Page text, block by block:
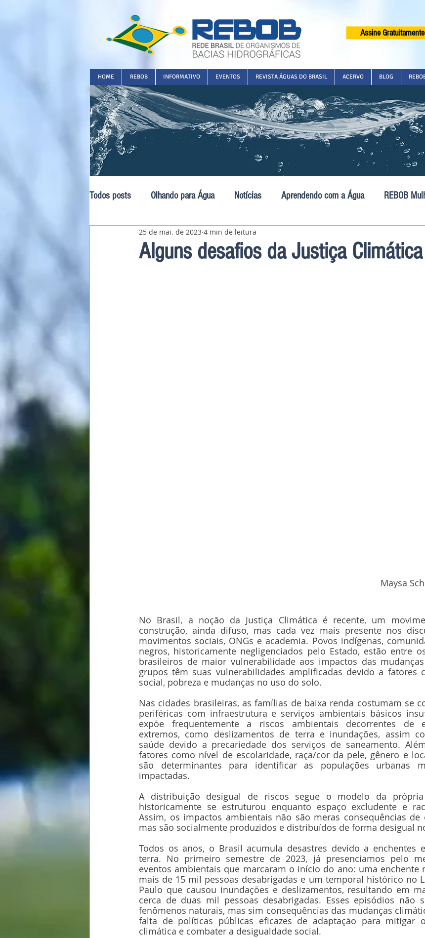
Assine Gratuitamente
HOME REBOB INFORMATIVO EVENTOS REVISTA ÁGUAS DO BRASIL ACERVO BLOG
Todos posts Olhando para Água Notícias Aprendendo com a Água REBOB
Pavilhão Latino-Americano
Alguns desafios da Justiça
25 de mai. de 2023 4 min de leitura
Maysa
No Brasil, a noção da Justiça Climática é recente, um
construção, ainda difuso, mas cada vez mais presente nos
movimentos sociais, ONGs e academia. Povos indígenas,
negros, historicamente negligenciados pelo Estado, estão entre
brasileiros de maior vulnerabilidade aos impactos das
grupos têm suas vulnerabilidades amplificadas devido a fatores
social, pobreza e mudanças no uso do solo.
Nas cidades brasileiras, as famílias de baixa renda costumam se
periféricas com infraestrutura e serviços ambientais básicos
expõe frequentemente a riscos ambientais decorrentes de
extremos, como deslizamentos de terra e inundações, assim
saúde devido a precariedade dos serviços de saneamento.
fatores como nível de escolaridade, raça/cor da pele, gênero e
são determinantes para identificar as populações urbanas
impactadas.
A distribuição desigual de riscos segue o modelo da própria
historicamente se estruturou enquanto espaço excludente e
Assim, os impactos ambientais não são meras consequências de
mas são socialmente produzidos e distribuídos de forma desigual
Todos os anos, o Brasil acumula desastres devido a enchentes
terra. No primeiro semestre de 2023, já presenciamos pelo
eventos ambientais que marcaram o início do ano: uma enchente
mais de 15 mil pessoas desabrigadas e um temporal histórico no
Paulo que causou inundações e deslizamentos, resultando em
cerca de duas mil pessoas desabrigadas. Esses episódios não
fenômenos naturais, mas sim consequências das mudanças
falta de políticas públicas eficazes de adaptação para mitigar
climática e combater a desigualdade social.